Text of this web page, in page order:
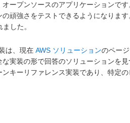
ープンソースのアプリケーションで
頑強さをテストできるようになりま
した。
は、現在 AWS ソリューションのペー
実装の形で回答のソリューションを
キーリファレンス実装であり、特定の